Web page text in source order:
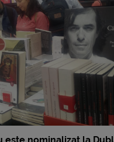
este nominalizat la